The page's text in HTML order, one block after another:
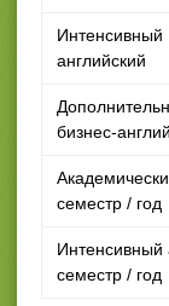
Интенсивный
английский
бизнес-
семестр / год
Интенсивный
семестр / год